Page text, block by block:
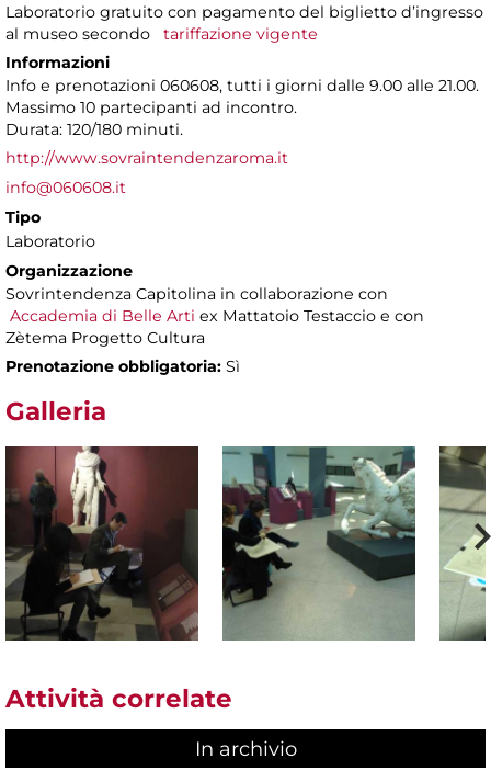
Laboratorio gratuito con pagamento del biglietto d’ingresso
al museo secondo tariffazione vigente
Informazioni
Info e prenotazioni 060608, tutti i giorni dalle 9.00 alle 21.00.
Massimo 10 partecipanti ad incontro.
Durata: 120/180 minuti.
http://www.sovraintendenzaroma.it
info@060608.it
Tipo
Laboratorio
Organizzazione
Sovrintendenza Capitolina in collaborazione con
Accademia di Belle Arti ex Mattatoio Testaccio e con
Zètema Progetto Cultura
Prenotazione obbligatoria: Sì
Galleria
Attività correlate
In archivio